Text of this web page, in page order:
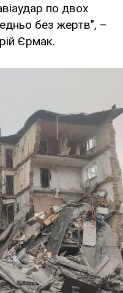
по двох
без жертв", –
Єрмак.